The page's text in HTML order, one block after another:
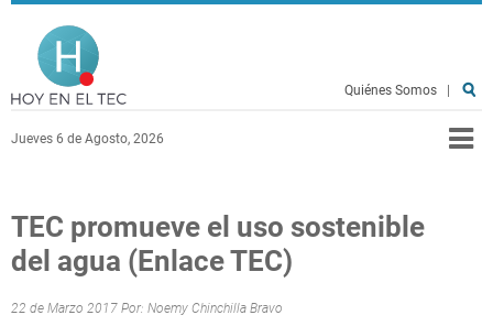
Pasar al contenido principal
Jueves 6 de Agosto, 2026
Quiénes Somos
TEC promueve el uso sostenible
del agua (Enlace TEC)
22 de Marzo 2017 Por: Noemy Chinchilla Bravo